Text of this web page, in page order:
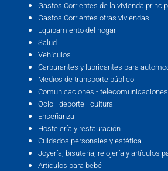
Gastos Corrientes de la vivienda
Gastos Corrientes otras viviendas
Equipamiento del hogar
Salud
Vehículos
Carburantes y lubricantes para
Medios de transporte público
Comunicaciones - telecomunicaciones
Ocio - deporte - cultura
Enseñanza
Hostelería y restauración
Cuidados personales y estética
Joyería, bisutería, relojería y artículos
Artículos para bebé